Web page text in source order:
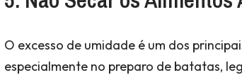
O excesso de umidade é um dos
especialmente no preparo de batatas,